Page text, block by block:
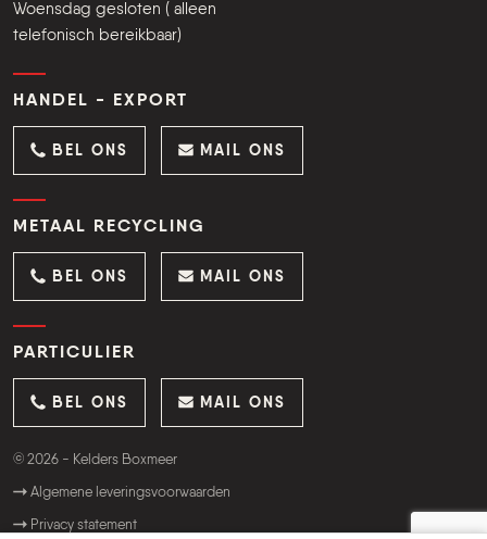
Woensdag gesloten ( alleen
telefonisch bereikbaar)
HANDEL - EXPORT
BEL ONS MAIL ONS
METAAL RECYCLING
BEL ONS MAIL ONS
PARTICULIER
BEL ONS MAIL ONS
© 2026 - Kelders Boxmeer
Algemene leveringsvoorwaarden
Privacy statement